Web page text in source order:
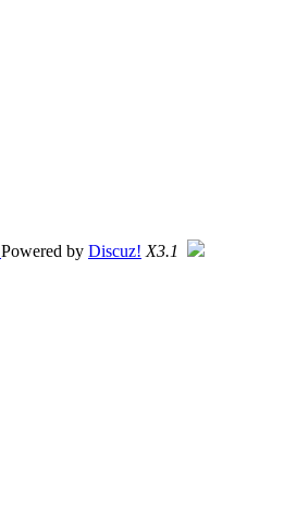
Powered by Discuz! X3.1